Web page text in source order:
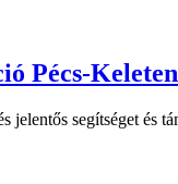
Pécs-Keleten
jelentős segítséget és